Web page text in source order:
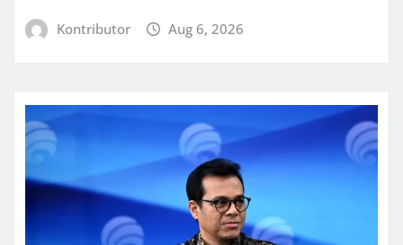
Kontributor Aug 6, 2026